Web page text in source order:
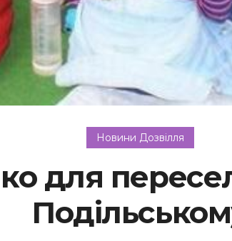
Новини Дозвілля
для